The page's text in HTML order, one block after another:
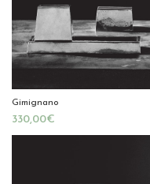
Gimignano
€